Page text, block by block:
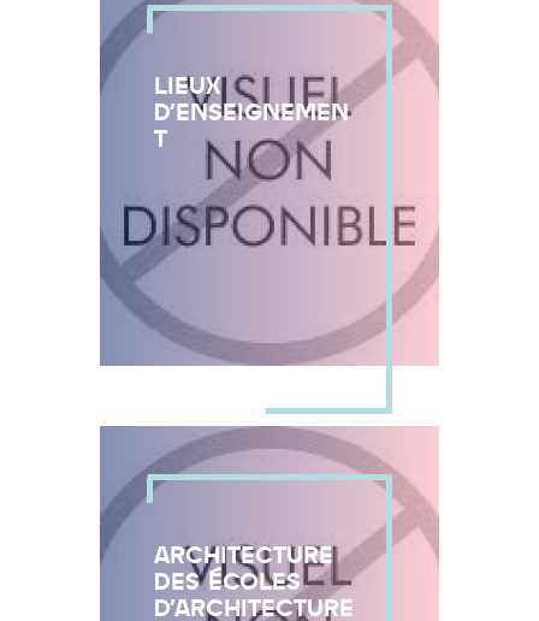
LIEUX
D'ENSEIGNEMEN
T
ARCHITECTURE
DES ÉCOLES
D'ARCHITECTURE